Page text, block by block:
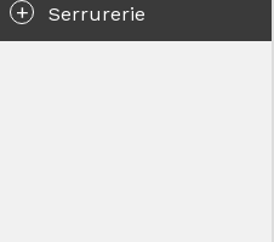
+ Serrurerie